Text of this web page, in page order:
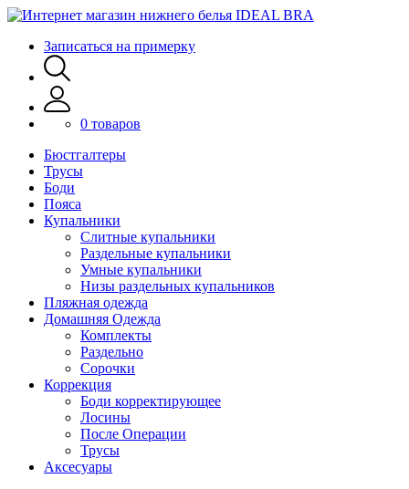
Записаться на примерку
0 товаров
Бюстгалтеры
Трусы
Боди
Пояса
Купальники
Слитные купальники
Раздельные купальники
Умные купальники
Низы раздельных купальников
Пляжная одежда
Домашняя Одежда
Комплекты
Раздельно
Сорочки
Коррекция
Боди корректирующее
Лосины
После Операции
Трусы
Аксесуары